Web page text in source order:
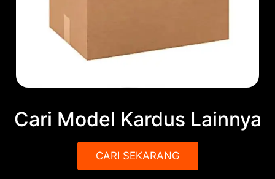
Cari Model Kardus Lainnya
CARI SEKARANG